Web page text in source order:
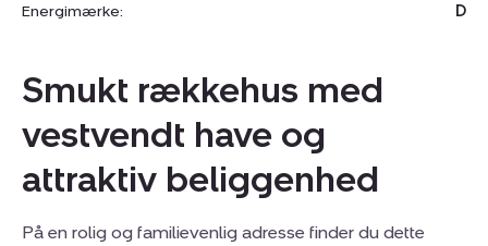
Energimærke:
D
Smukt rækkehus med
vestvendt have og
attraktiv beliggenhed
På en rolig og familievenlig adresse finder du dette